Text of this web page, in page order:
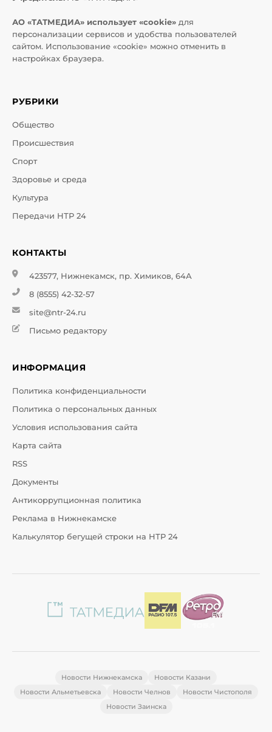
АО «ТАТМЕДИА» использует «cookie» для
персонализации сервисов и удобства пользователей
сайтом. Использование «cookie» можно отменить в
настройках браузера.
РУБРИКИ
Общество
Происшествия
Спорт
Здоровье и среда
Культура
Передачи НТР 24
КОНТАКТЫ
423577, Нижнекамск, пр. Химиков, 64А
8 (8555) 42-32-57
site@ntr-24.ru
Письмо редактору
ИНФОРМАЦИЯ
Политика конфиденциальности
Политика о персональных данных
Условия использования сайта
Карта сайта
RSS
Документы
Антикоррупционная политика
Реклама в Нижнекамске
Калькулятор бегущей строки на НТР 24
Новости Нижнекамска
Новости Казани
Новости Альметьевска
Новости Челнов
Новости Чистополя
Новости Заинска